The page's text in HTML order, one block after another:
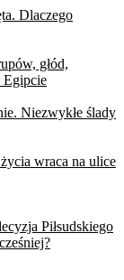
Dlaczego
głód,
Egipcie
Niezwykłe ślady
wraca na ulice
Piłsudskiego